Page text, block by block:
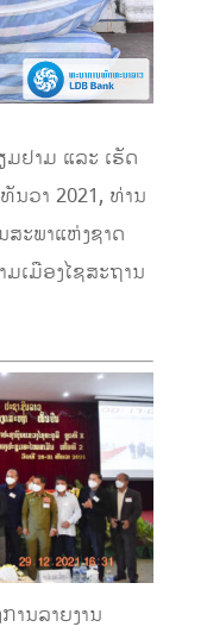
ມຢາມ ແລະ ເຮັດ
ທັນວາ 2021, ທ່ານ
ສະພາແຫ່ງຊາດ
ມເມືອງໄຊສະຖານ
ນລາຍງານ